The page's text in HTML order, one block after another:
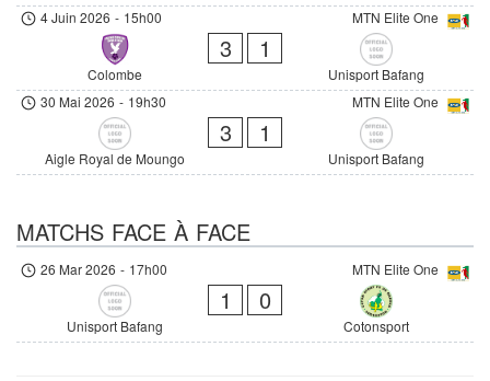
MTN Elite One
4 Juin 2026 - 15h00
Colombe
3 1
Unisport Bafang
MTN Elite One
30 Mai 2026 - 19h30
Aigle Royal de Moungo
3 1
Unisport Bafang
MATCHS FACE À FACE
MTN Elite One
26 Mar 2026 - 17h00
Unisport Bafang
1 0
Cotonsport